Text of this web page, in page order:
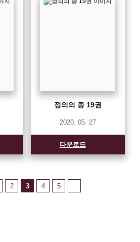
정의의 종 19권
2020. 05. 27
다운로드
2 3 4 5